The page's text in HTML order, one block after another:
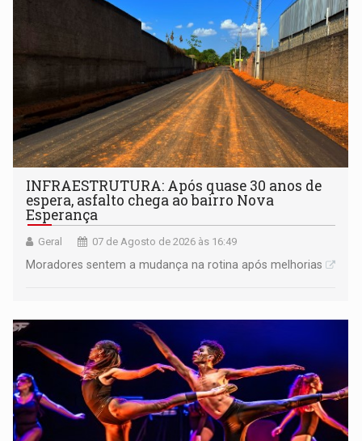
INFRAESTRUTURA: Após quase 30 anos de
espera, asfalto chega ao bairro Nova
Esperança
Geral 07 de Agosto de 2026 às 16:49
Moradores sentem a mudança na rotina após melhorias